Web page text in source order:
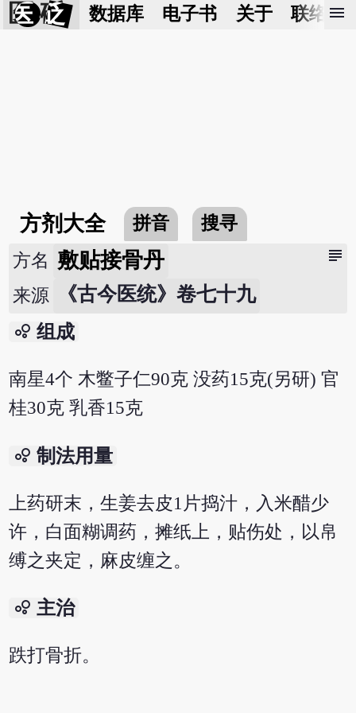
医 砭 数据库 电子书 关于 联络我
menu
方剂大全 拼音 搜寻
subject
方名 敷贴接骨丹
来源 《古今医统》卷七十九
bubble_chart 组成
南星4个 木鳖子仁90克 没药15克(另研) 官
桂30克 乳香15克
bubble_chart 制法用量
上药研末，生姜去皮1片捣汁，入米醋少
许，白面糊调药，摊纸上，贴伤处，以帛
缚之夹定，麻皮缠之。
bubble_chart 主治
跌打骨折。